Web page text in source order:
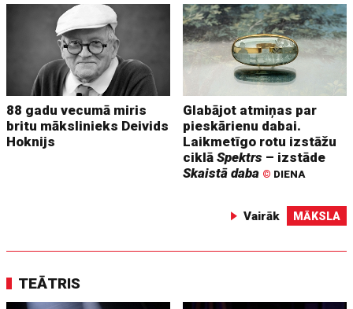
88 gadu vecumā miris
britu mākslinieks Deivids
Hoknijs
Glabājot atmiņas par
pieskārienu dabai.
Laikmetīgo rotu izstāžu
ciklāSpektrs – izstāde
Skaistā daba © DIENA
Vairāk MĀKSLA
TEĀTRIS